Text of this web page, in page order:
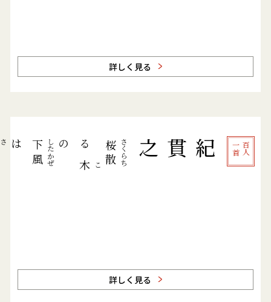
詳しく見る
百
人
一
首
紀貫之
桜散 さくらち
る
木 こ
の
下風 したかぜ
は
詳しく見る